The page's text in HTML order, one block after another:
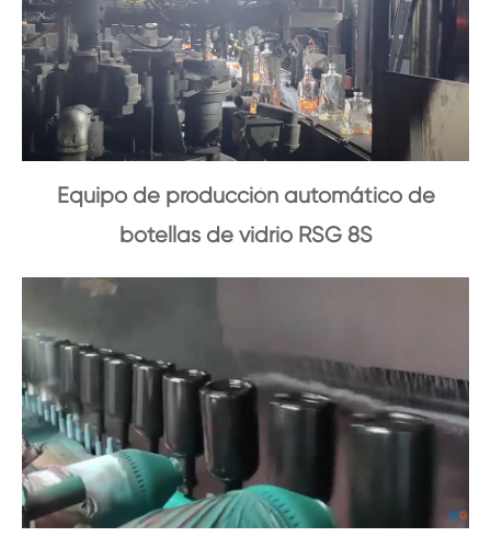
Equipo de producción automático de
botellas de vidrio RSG 8S